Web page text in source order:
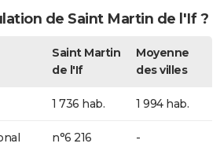
de Saint Martin de l'If ?
Saint Martin
de l'If
Moyenne
des villes
1 736 hab. 1 994 hab.
n°6 216 -